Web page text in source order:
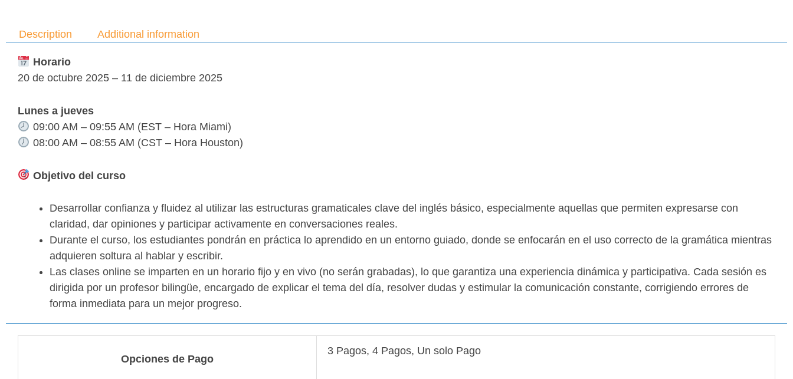
Description Additional information
Horario
20 de octubre 2025 – 11 de diciembre 2025
Lunes a jueves
09:00 AM – 09:55 AM (EST – Hora Miami)
08:00 AM – 08:55 AM (CST – Hora Houston)
Objetivo del curso
Desarrollar confianza y fluidez al utilizar las estructuras gramaticales clave del inglés básico, especialmente aquellas que permiten expresarse con
claridad, dar opiniones y participar activamente en conversaciones reales.
Durante el curso, los estudiantes pondrán en práctica lo aprendido en un entorno guiado, donde se enfocarán en el uso correcto de la gramática mientras
adquieren soltura al hablar y escribir.
Las clases online se imparten en un horario fijo y en vivo (no serán grabadas), lo que garantiza una experiencia dinámica y participativa. Cada sesión es
dirigida por un profesor bilingüe, encargado de explicar el tema del día, resolver dudas y estimular la comunicación constante, corrigiendo errores de
forma inmediata para un mejor progreso.
Opciones de Pago
3 Pagos, 4 Pagos, Un solo Pago